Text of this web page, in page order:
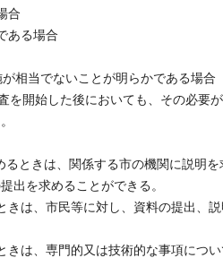
合
ある場合
相当でないことが明らかである場合
開始した後においても、その必要が
ときは、関係する市の機関に説明
出を求めることができる。
は、市民等に対し、資料の提出、説
は、専門的又は技術的な事項につい